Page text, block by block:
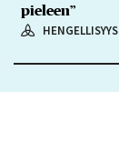
pieleen”
HENGELLISYYS